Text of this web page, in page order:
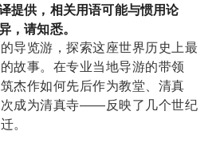
提供，相关用语可能与惯用论
，请知悉。
导览游，探索这座世界历史上最
故事。在专业当地导游的带领
杰作如何先后作为教堂、清真
成为清真寺——反映了几个世纪
。